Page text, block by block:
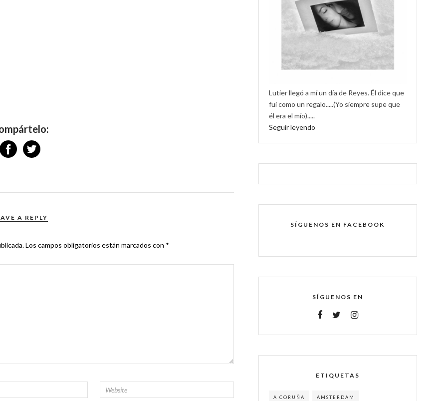
A REPLY
Los campos obligatorios están marcados con *
Lutier llegó a mí un día de Reyes. Él dice que
fui como un regalo.....(Yo siempre supe que
él era el mío).....
Seguir leyendo
SÍGUENOS EN FACEBOOK
SÍGUENOS EN
ETIQUETAS
A CORUÑA AMSTERDAM